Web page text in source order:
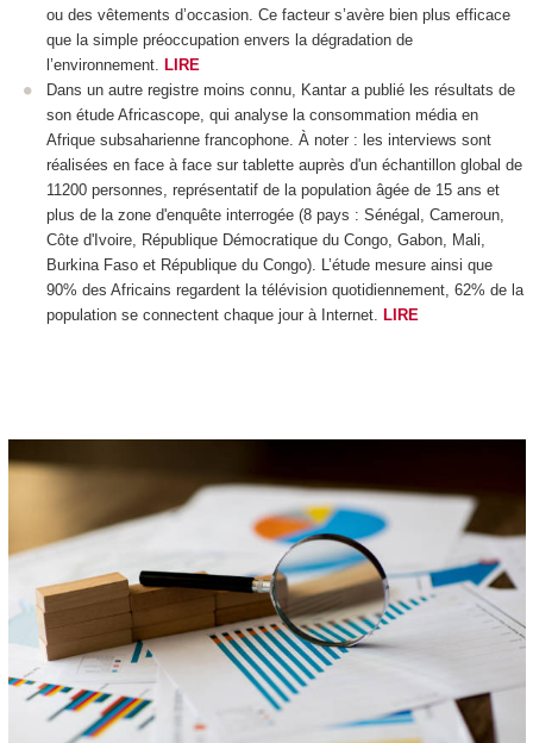
ou des vêtements d’occasion. Ce facteur s’avère bien plus efficace
que la simple préoccupation envers la dégradation de
l’environnement.
LIRE
Dans un autre registre moins connu, Kantar a publié les résultats de
son étude Africascope, qui analyse la consommation média en
Afrique subsaharienne francophone. À noter : les interviews sont
réalisées en face à face sur tablette auprès d'un échantillon global de
11200 personnes, représentatif de la population âgée de 15 ans et
plus de la zone d'enquête interrogée (8 pays : Sénégal, Cameroun,
Côte d'Ivoire, République Démocratique du Congo, Gabon, Mali,
Burkina Faso et République du Congo). L’étude mesure ainsi que
90% des Africains regardent la télévision quotidiennement, 62% de la
population se connectent chaque jour à Internet.
LIRE